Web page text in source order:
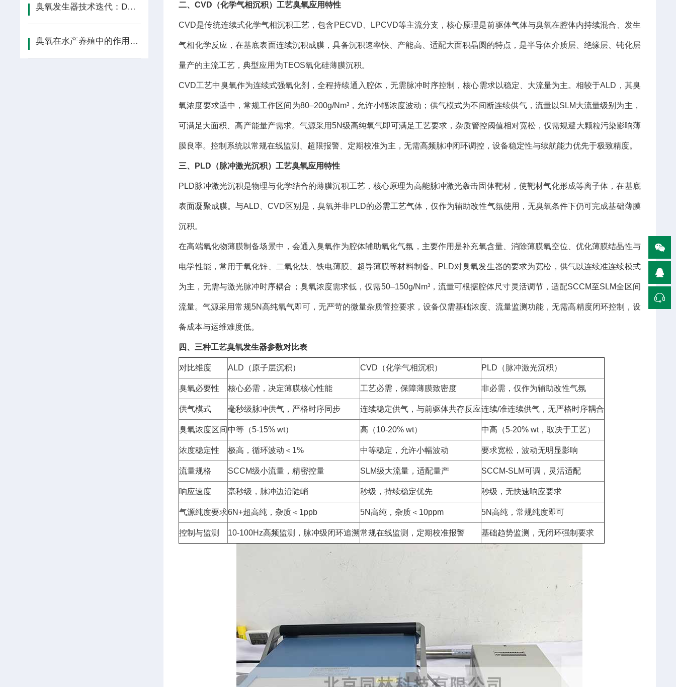
臭氧发生器技术迭代：DBD放电、电解、紫
臭氧在水产养殖中的作用机理与工艺设计
二、CVD（化学气相沉积）工艺臭氧应用特性
CVD是传统连续式化学气相沉积工艺，包含PECVD、LPCVD等主流分支，核心原理是前驱体气体与臭氧在腔体内持续混合、发生
气相化学反应，在基底表面连续沉积成膜，具备沉积速率快、产能高、适配大面积晶圆的特点，是半导体介质层、绝缘层、钝化层
量产的主流工艺，典型应用为TEOS氧化硅薄膜沉积。
CVD工艺中臭氧作为连续式强氧化剂，全程持续通入腔体，无需脉冲时序控制，核心需求以稳定、大流量为主。相较于ALD，其臭
氧浓度要求适中，常规工作区间为80–200g/Nm³，允许小幅浓度波动；供气模式为不间断连续供气，流量以SLM大流量级别为主，
可满足大面积、高产能量产需求。气源采用5N级高纯氧气即可满足工艺要求，杂质管控阈值相对宽松，仅需规避大颗粒污染影响薄
膜良率。控制系统以常规在线监测、超限报警、定期校准为主，无需高频脉冲闭环调控，设备稳定性与续航能力优先于极致精度。
三、PLD（脉冲激光沉积）工艺臭氧应用特性
PLD脉冲激光沉积是物理与化学结合的薄膜沉积工艺，核心原理为高能脉冲激光轰击固体靶材，使靶材气化形成等离子体，在基底
表面凝聚成膜。与ALD、CVD区别是，臭氧并非PLD的必需工艺气体，仅作为辅助改性气氛使用，无臭氧条件下仍可完成基础薄膜
沉积。
在高端氧化物薄膜制备场景中，会通入臭氧作为腔体辅助氧化气氛，主要作用是补充氧含量、消除薄膜氧空位、优化薄膜结晶性与
电学性能，常用于氧化锌、二氧化钛、铁电薄膜、超导薄膜等材料制备。PLD对臭氧发生器的要求为宽松，供气以连续准连续模式
为主，无需与激光脉冲时序耦合；臭氧浓度需求低，仅需50–150g/Nm³，流量可根据腔体尺寸灵活调节，适配SCCM至SLM全区间
流量。气源采用常规5N高纯氧气即可，无严苛的微量杂质管控要求，设备仅需基础浓度、流量监测功能，无需高精度闭环控制，设
备成本与运维难度低。
四、三种工艺臭氧发生器参数对比表
对比维度 ALD（原子层沉积） CVD（化学气相沉积） PLD（脉冲激光沉积）
臭氧必要性 核心必需，决定薄膜核心性能 工艺必需，保障薄膜致密度 非必需，仅作为辅助改性气氛
供气模式 毫秒级脉冲供气，严格时序同步 连续稳定供气，与前驱体共存反应连续/准连续供气，无严格时序耦合
臭氧浓度区间 中等（5-15% wt） 高（10-20% wt） 中高（5-20% wt，取决于工艺）
浓度稳定性 极高，循环波动＜1% 中等稳定，允许小幅波动 要求宽松，波动无明显影响
流量规格 SCCM级小流量，精密控量 SLM级大流量，适配量产 SCCM-SLM可调，灵活适配
响应速度 毫秒级，脉冲边沿陡峭 秒级，持续稳定优先 秒级，无快速响应要求
气源纯度要求6N+超高纯，杂质＜1ppb 5N高纯，杂质＜10ppm 5N高纯，常规纯度即可
控制与监测 10-100Hz高频监测，脉冲级闭环追溯常规在线监测，定期校准报警 基础趋势监测，无闭环强制要求